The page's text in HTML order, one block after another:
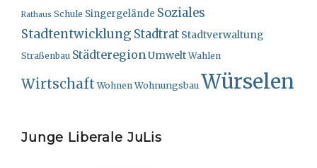
Rathaus Schule Singergelände Soziales
Stadtentwicklung Stadtrat Stadtverwaltung
Straßenbau StädteregionUmwelt Wahlen
Wirtschaft Wohnen WohnungsbauWürselen
Junge Liberale JuLis